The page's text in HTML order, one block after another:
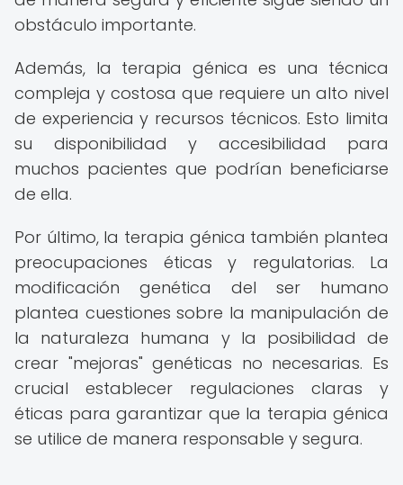
obstáculo importante.
Además, la terapia génica es una técnica
compleja y costosa que requiere un alto nivel
de experiencia y recursos técnicos. Esto limita
su disponibilidad y accesibilidad para
muchos pacientes que podrían beneficiarse
de ella.
Por último, la terapia génica también plantea
preocupaciones éticas y regulatorias. La
modificación genética del ser humano
plantea cuestiones sobre la manipulación de
la naturaleza humana y la posibilidad de
crear "mejoras" genéticas no necesarias. Es
crucial establecer regulaciones claras y
éticas para garantizar que la terapia génica
se utilice de manera responsable y segura.